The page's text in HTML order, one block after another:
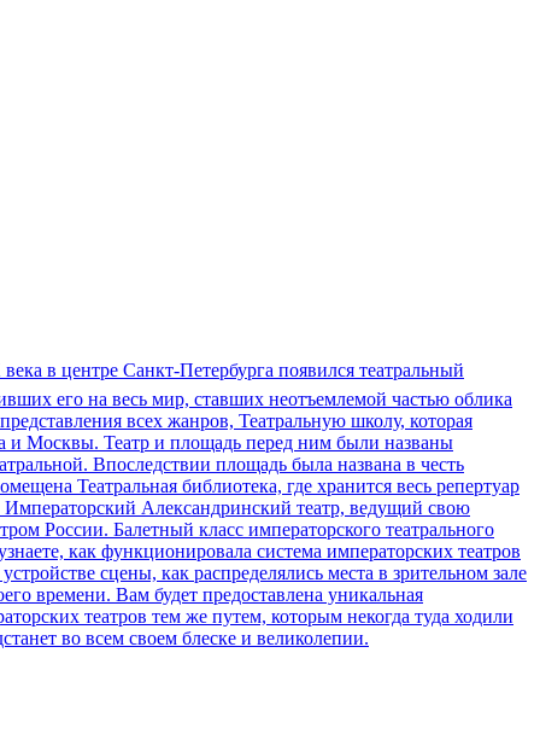
в центре Санкт-Петербурга появился театральный
его на весь мир, ставших неотъемлемой частью облика
всех жанров, Театральную школу, которая
и Москвы. Театр и площадь перед ним были названы
Впоследствии площадь была названа в честь
Театральная библиотека, где хранится весь репертуар
Императорский Александринский театр, ведущий свою
России. Балетный класс императорского театрального
как функционировала система императорских театров
сцены, как распределялись места в зрительном зале
времени. Вам будет предоставлена уникальная
театров тем же путем, которым некогда туда ходили
во всем своем блеске и великолепии.